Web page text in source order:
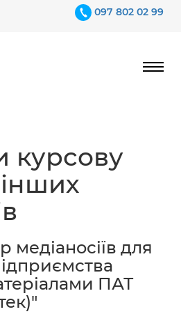
097 802 02 99
курсову
медіаносіїв для
ПАТ
097 802 02 99